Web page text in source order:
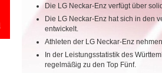
Die LG Neckar-Enz verfügt über
Die LG Neckar-Enz hat sich in den
entwickelt.
Athleten der LG Neckar-Enz
In der Leistungsstatistik des
regelmäßig zu den Top Fünf.